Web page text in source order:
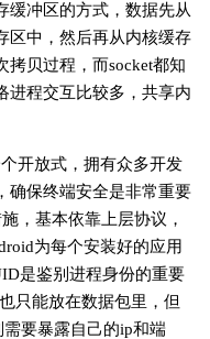
缓冲区的方式，数据先从
区中，然后再从内核缓存
拷贝过程，而socket都知
进程交互比较多，共享内
开放式，拥有众多开发
确保终端安全是非常重要
，基本依靠上层协议，
为每个安装好的应用
是鉴别进程身份的重要
只能放在数据包里，但
要暴露自己的ip和端